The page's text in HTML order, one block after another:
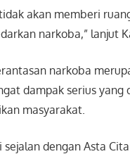
akan memberi
narkoba,” lanjut
narkoba
dampak serius
masyarakat.
sejalan dengan Asta